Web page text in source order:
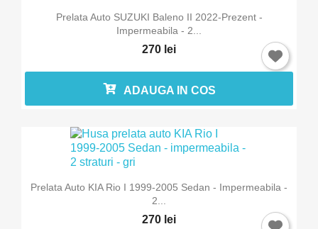
Prelata Auto SUZUKI Baleno II 2022-Prezent -
Impermeabila - 2...
270 lei
ADAUGA IN COS
Prelata Auto KIA Rio I 1999-2005 Sedan - Impermeabila -
2...
270 lei